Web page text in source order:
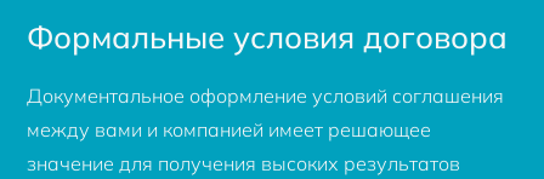
Формальные условия договора
Документальное оформление условий соглашения
между вами и компанией имеет решающее
значение для получения высоких результатов